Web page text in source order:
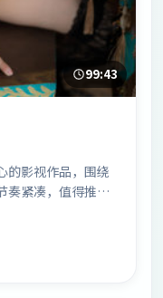
99:43
的影视作品，围绕
奏紧凑，值得推荐